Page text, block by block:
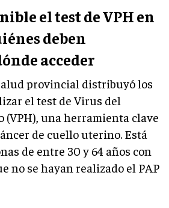
el test de VPH en
deben
acceder
provincial distribuyó los
el test de Virus del
(VPH), una herramienta clave
de cuello uterino. Está
de entre 30 y 64 años con
no se hayan realizado el PAP